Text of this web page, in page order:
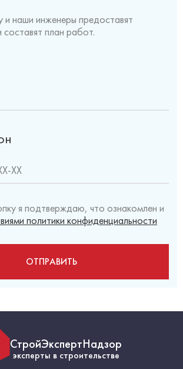
и наши инженеры предоставят
план работ.
я подтверждаю, что ознакомлен и
политики конфиденциальности
СтройЭкспертНадзор
эксперты в строительстве